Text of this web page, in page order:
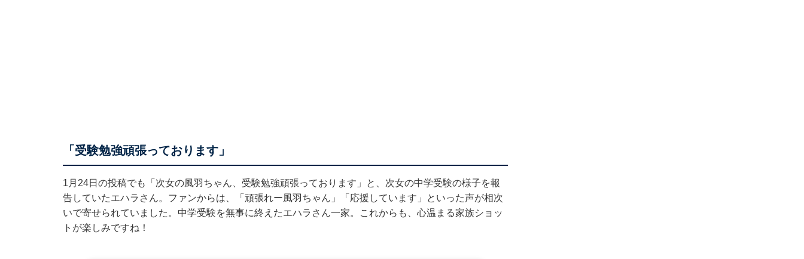
「受験勉強頑張っております」
1月24日の投稿でも「次女の風羽ちゃん、受験勉強頑張っております」と、次女の中学受験の様子を報
告していたエハラさん。ファンからは、「頑張れー風羽ちゃん」「応援しています」といった声が相次
いで寄せられていました。中学受験を無事に終えたエハラさん一家。これからも、心温まる家族ショッ
トが楽しみですね！